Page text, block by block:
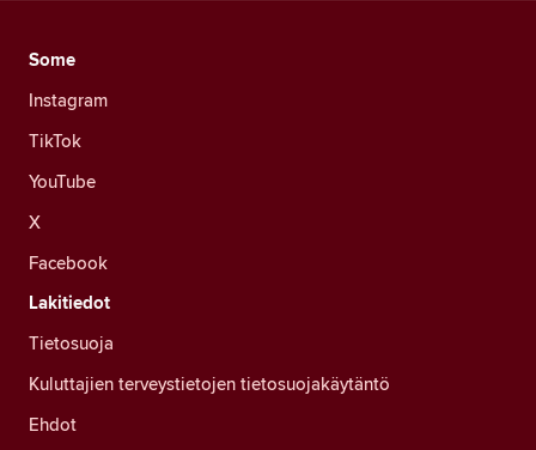
Some
Instagram
TikTok
YouTube
X
Facebook
Lakitiedot
Tietosuoja
Kuluttajien terveystietojen tietosuojakäytäntö
Ehdot